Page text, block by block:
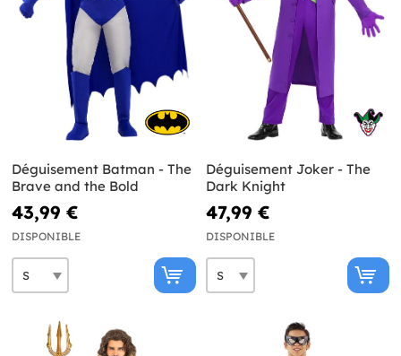
Déguisement Batman - The
Brave and the Bold
43,99 €
DISPONIBLE
Déguisement Joker - The
Dark Knight
47,99 €
DISPONIBLE